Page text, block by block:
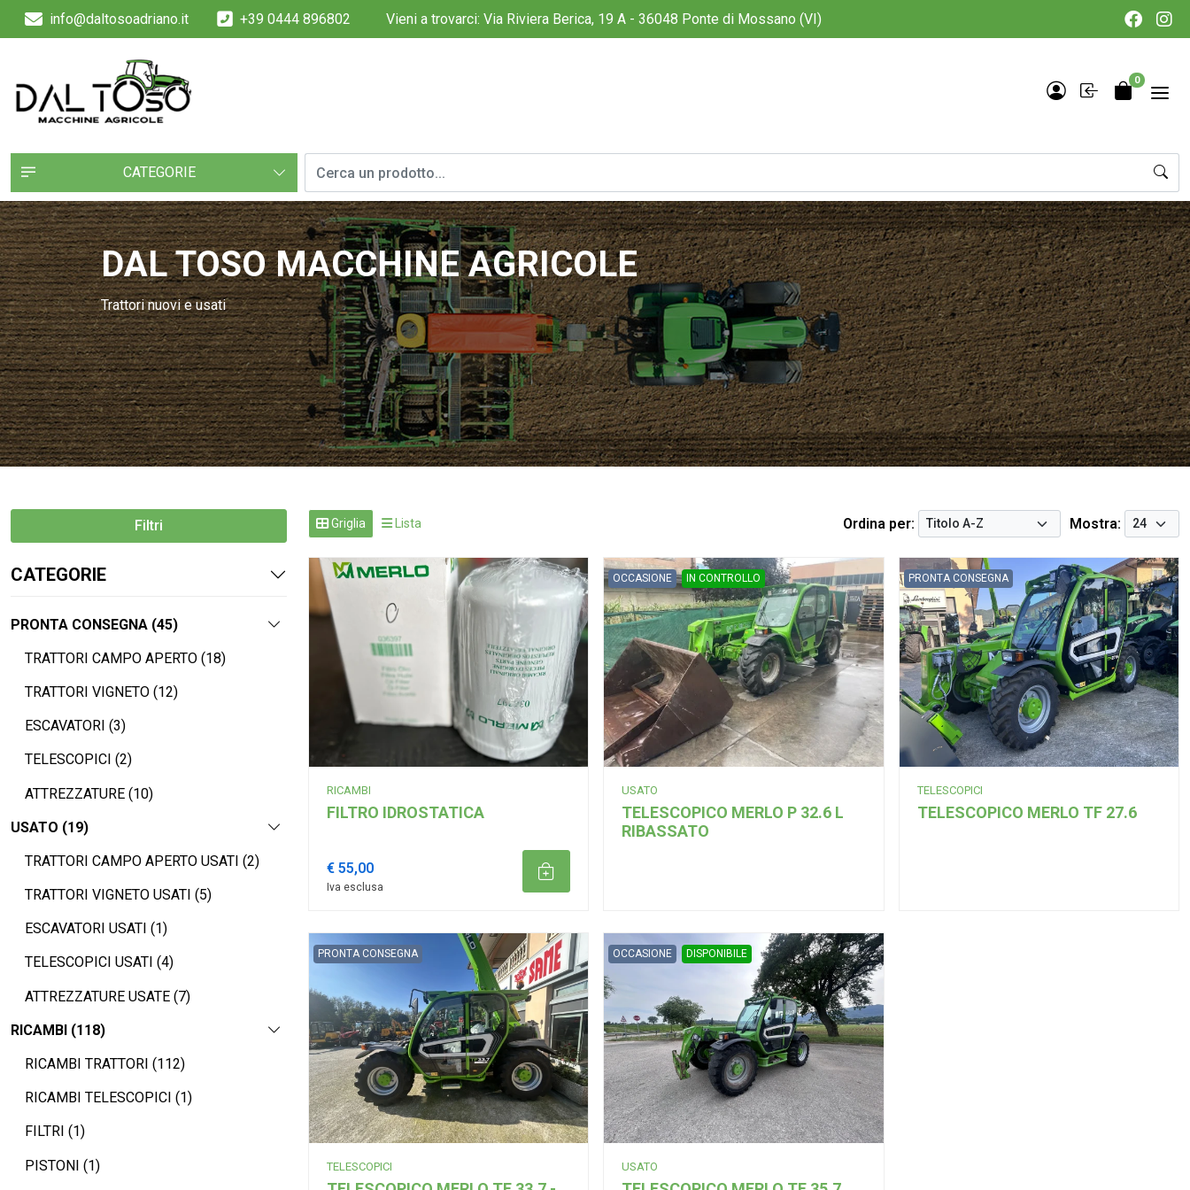
info@daltosoadriano.it +39 0444 896802 Vieni a trovarci: Via Riviera Berica, 19 A - 36048 Ponte di Mossano (VI)
0
CATEGORIE
DAL TOSO MACCHINE AGRICOLE
Trattori nuovi e usati
Filtri Griglia Lista Ordina per: Mostra:
CATEGORIE
PRONTA CONSEGNA (45)
TRATTORI CAMPO APERTO (18)
TRATTORI VIGNETO (12)
ESCAVATORI (3)
TELESCOPICI (2)
ATTREZZATURE (10)
USATO (19)
TRATTORI CAMPO APERTO USATI (2)
TRATTORI VIGNETO USATI (5)
ESCAVATORI USATI (1)
TELESCOPICI USATI (4)
ATTREZZATURE USATE (7)
RICAMBI (118)
RICAMBI TRATTORI (112)
RICAMBI TELESCOPICI (1)
FILTRI (1)
PISTONI (1)
RICAMBI
FILTRO IDROSTATICA
€ 55,00
Iva esclusa
OCCASIONE IN CONTROLLO
USATO
TELESCOPICO MERLO P 32.6 L
RIBASSATO
PRONTA CONSEGNA
TELESCOPICI
TELESCOPICO MERLO TF 27.6
PRONTA CONSEGNA
TELESCOPICI
OCCASIONE DISPONIBILE
USATO